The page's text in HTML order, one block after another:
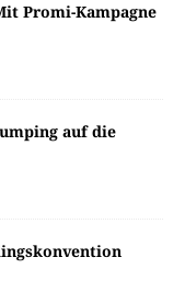
Promi-Kampagne
auf die